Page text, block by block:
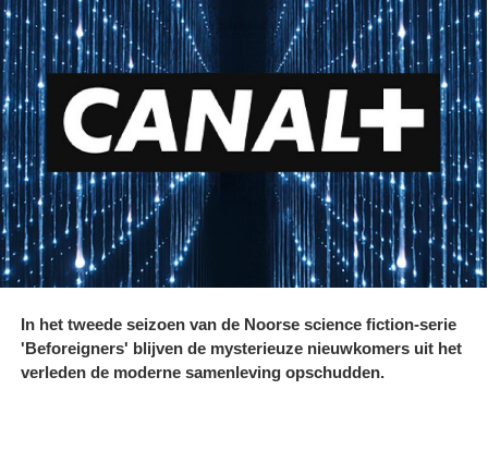
In het tweede seizoen van de Noorse science fiction-serie
'Beforeigners' blijven de mysterieuze nieuwkomers uit het
verleden de moderne samenleving opschudden.